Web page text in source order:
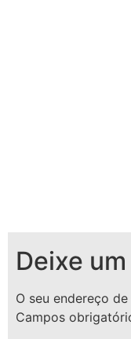
Deixe
O seu endereço
Campos